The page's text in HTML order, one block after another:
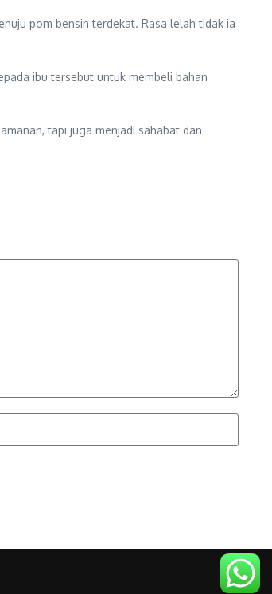
pom bensin terdekat. Rasa lelah tidak ia
ibu tersebut untuk membeli bahan
tapi juga menjadi sahabat dan